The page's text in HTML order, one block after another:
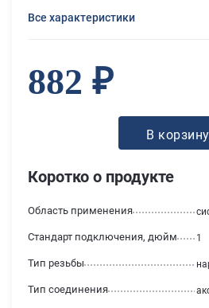
Коротко о продукте
Область применения
Стандарт подключения, дюйм 1
Тип резьбы
Тип соединения
Все характеристики
882 ₽
В корзину